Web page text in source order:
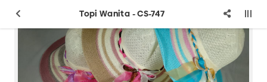
Topi Wanita - CS-747